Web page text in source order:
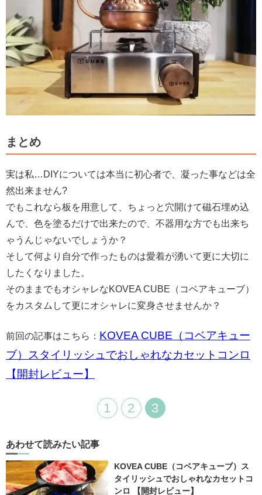
まとめ
実は私…DIYについては本当に初心者で、凝った事などは全
然出来ません?
でもこれなら板を用意して、ちょっと穴開けて磁石埋め込
んで、色を塗るだけで出来たので、不器用な方でも出来ち
ゃうんじゃないでしょうか？
そして何より自分で作ったものは愛着が湧いて更に大切に
したくなりました。
そのままでもオシャレなKOVEA CUBE（コベアキューブ）
をカスタムして更にオシャレに変身させませんか？
前回の記事はこちら： KOVEA CUBE（コベアキュー
ブ）スタイリッシュでおしゃれなカセットコンロ
【開封レビュー】
1 2 3
あわせて読みたい記事
KOVEA CUBE（コベアキューブ）ス
タイリッシュでおしゃれなカセットコ
ンロ 【開封レビュー】